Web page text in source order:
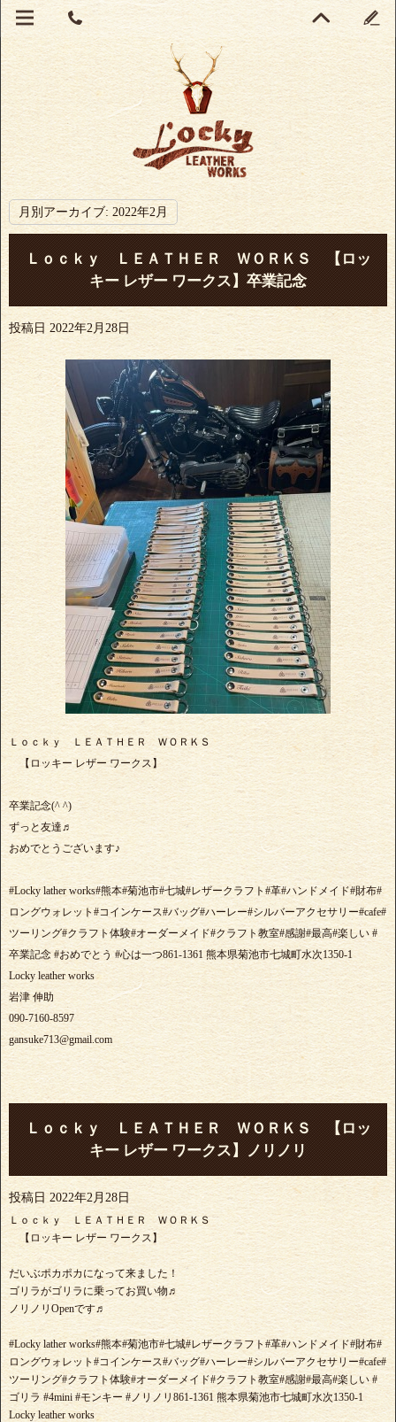
月別アーカイブ: 2022年2月
Ｌｏｃｋｙ ＬＥＡＴＨＥＲ ＷＯＲＫＳ 【ロッ
キー レザー ワークス】卒業記念
投稿日 2022年2月28日
Ｌｏｃｋｙ ＬＥＡＴＨＥＲ ＷＯＲＫＳ
【ロッキー レザー ワークス】
卒業記念(^ ^)
ずっと友達♬
おめでとうございます♪
#Locky lather works#熊本#菊池市#七城#レザークラフト#革#ハンドメイド#財布#
ロングウォレット#コインケース#バッグ#ハーレー#シルバーアクセサリー#cafe#
ツーリング#クラフト体験#オーダーメイド#クラフト教室#感謝#最高#楽しい #
卒業記念 #おめでとう #心は一つ861-1361 熊本県菊池市七城町水次1350-1
Locky leather works
岩津 伸助
090-7160-8597
gansuke713@gmail.com
Ｌｏｃｋｙ ＬＥＡＴＨＥＲ ＷＯＲＫＳ 【ロッ
キー レザー ワークス】ノリノリ
投稿日 2022年2月28日
Ｌｏｃｋｙ ＬＥＡＴＨＥＲ ＷＯＲＫＳ
【ロッキー レザー ワークス】
だいぶポカポカになって来ました！
ゴリラがゴリラに乗ってお買い物♬
ノリノリOpenです♬
#Locky lather works#熊本#菊池市#七城#レザークラフト#革#ハンドメイド#財布#
ロングウォレット#コインケース#バッグ#ハーレー#シルバーアクセサリー#cafe#
ツーリング#クラフト体験#オーダーメイド#クラフト教室#感謝#最高#楽しい #
ゴリラ #4mini #モンキー #ノリノリ861-1361 熊本県菊池市七城町水次1350-1
Locky leather works